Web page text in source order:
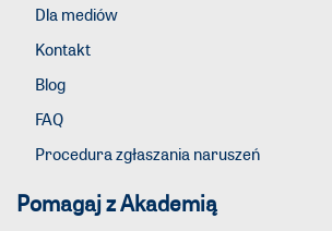
Dla mediów
Kontakt
Blog
FAQ
Procedura zgłaszania naruszeń
Pomagaj z Akademią